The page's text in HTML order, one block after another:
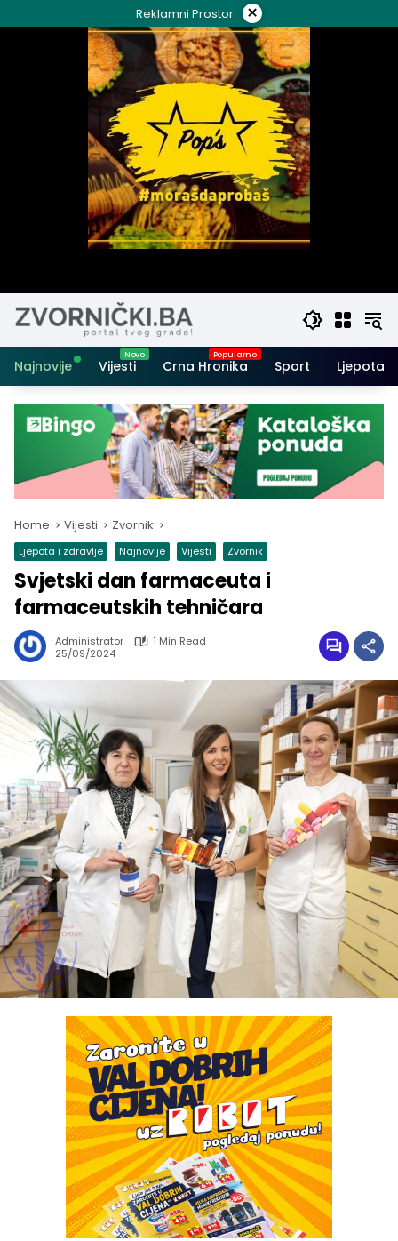
to
Reklamni Prostor ×
Najnovije Vijesti Crna Hronika Sport Ljepota i
Home Vijesti Zvornik
Ljepota i zdravlje Najnovije Vijesti Zvornik
Svjetski dan farmaceuta i
farmaceutskih tehničara
Administrator
1 Min Read
25/09/2024